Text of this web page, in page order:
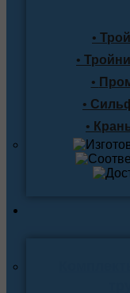
•
•
•
•
•